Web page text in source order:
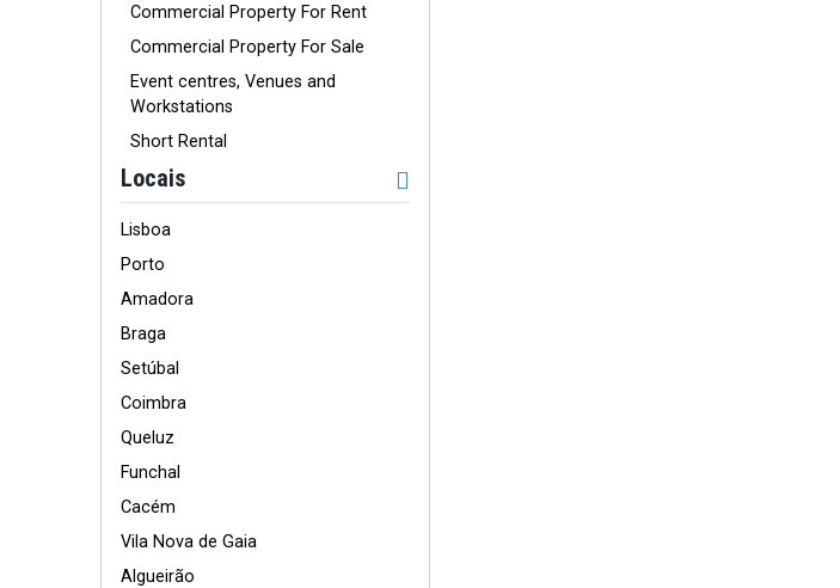
Commercial Property For Rent
Commercial Property For Sale
Event centres, Venues and
Workstations
Short Rental
Locais
Lisboa
Porto
Amadora
Braga
Setúbal
Coimbra
Queluz
Funchal
Cacém
Vila Nova de Gaia
Algueirão